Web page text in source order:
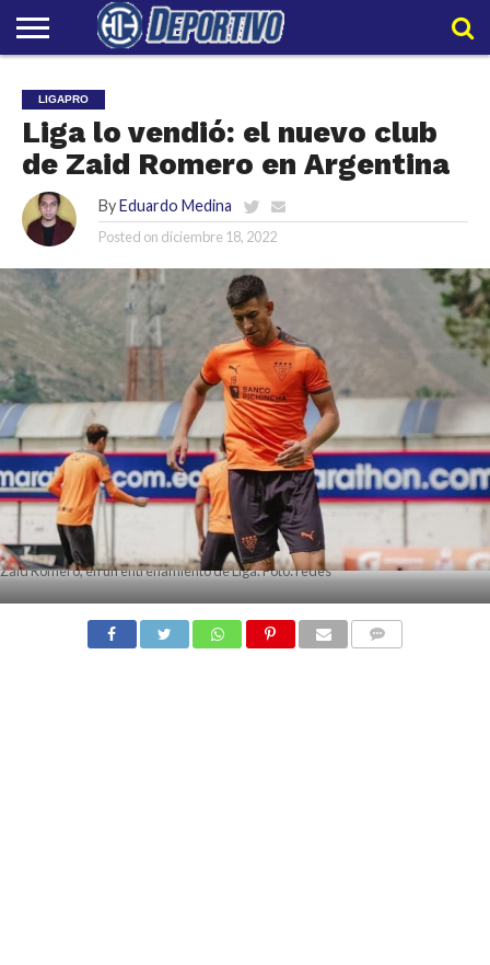
NACIONAL
INTERNACIONAL
EMBAJADORES
POLIDEPORTIVO
POLÍTICAS
DE
PRIVACIDAD
CONTACTO
HIT
EQUIPO
HIT
LIGAPRO
Liga lo vendió: el nuevo club
de Zaid Romero en Argentina
By Eduardo Medina
Posted on diciembre 18, 2022
Zaid Romero, en un entrenamiento de Liga. Foto: redes